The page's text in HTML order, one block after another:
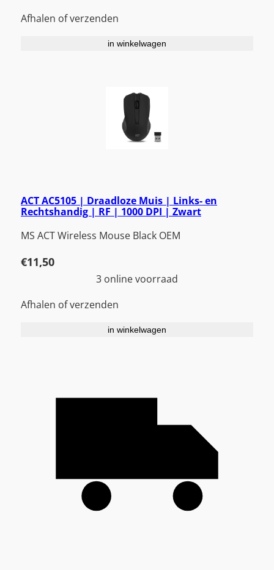
Afhalen of verzenden
in winkelwagen
ACT AC5105 | Draadloze Muis | Links- en
Rechtshandig | RF | 1000 DPI | Zwart
MS ACT Wireless Mouse Black OEM
€11,50
3 online voorraad
Afhalen of verzenden
in winkelwagen